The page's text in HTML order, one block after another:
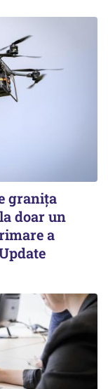
granița
doar un
a